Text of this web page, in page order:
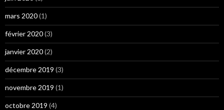
mars 2020(1)
février 2020(3)
janvier 2020(2)
décembre 2019 (3)
novembre 2019 (1)
octobre 2019 (4)